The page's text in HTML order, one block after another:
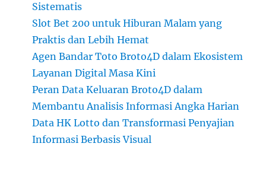
Sistematis
Slot Bet 200 untuk Hiburan Malam yang
Praktis dan Lebih Hemat
Agen Bandar Toto Broto4D dalam Ekosistem
Layanan Digital Masa Kini
Peran Data Keluaran Broto4D dalam
Membantu Analisis Informasi Angka Harian
Data HK Lotto dan Transformasi Penyajian
Informasi Berbasis Visual